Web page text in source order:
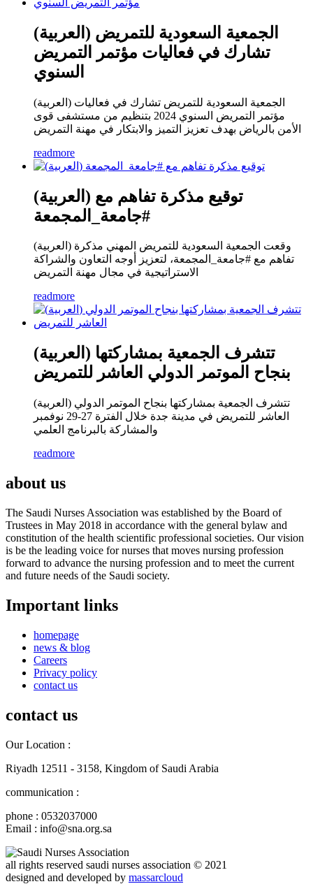
(العربية) الجمعية السعودية للتمريض
تشارك في فعاليات مؤتمر التمريض
السنوي
(العربية) الجمعية السعودية للتمريض تشارك في فعاليات
مؤتمر التمريض السنوي 2024 بتنظيم من مستشفى قوى
الأمن بالرياض بهدف تعزيز التميز والابتكار في مهنة التمريض
readmore
(العربية) توقيع مذكرة تفاهم مع
#جامعة_المجمعة
(العربية) وقعت الجمعية السعودية للتمريض المهني مذكرة
تفاهم مع #جامعة_المجمعة، لتعزيز أوجه التعاون والشراكة
الاستراتيجية في مجال مهنة التمريض
readmore
(العربية) تتشرف الجمعية بمشاركتها
بنجاح الموتمر الدولي العاشر للتمريض
(العربية) تتشرف الجمعية بمشاركتها بنجاح الموتمر الدولي
العاشر للتمريض في مدينة جدة خلال الفترة 27-29 نوفمبر
والمشاركة بالبرنامج العلمي
readmore
about us
The Saudi Nurses Association was established by the Board of
Trustees in May 2018 in accordance with the general bylaw and
constitution of the health scientific professional societies. Our vision
is be the leading voice for nurses that moves nursing profession
forward to advance the nursing profession and to meet the current
and future needs of the Saudi society.
Important links
homepage
news & blog
Careers
Privacy policy
contact us
contact us
Our Location :
Riyadh 12511 - 3158, Kingdom of Saudi Arabia
communication :
phone : 0532037000
Email : info@sna.org.sa
all rights reserved saudi nurses association © 2021
designed and developed by massarcloud